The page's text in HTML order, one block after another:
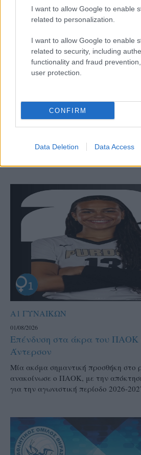
I want to allow Google to enable
related to personalization.
I want to allow Google to enable
related to security, including
functionality and fraud
user protection.
CONFIRM
Data Deletion Data Access
Α1 ΓΥΝΑΙΚΩΝ
Η Καλαπόδα, «μία φίλη απ’
το ανάστημά της ξανά στη
επιστρέφει και επίσημα στο νησί του
Α1 ΓΥΝΑΙΚΩΝ
01/08/2026
Επένδυση στα άκρα του ΠΑΟΚ
Άντερσον
Μία ακόμα σημαντική προσθήκη στο
ανακοίνωσε ο ΠΑΟΚ, με την
για την αγωνιστική περίοδο 2026-